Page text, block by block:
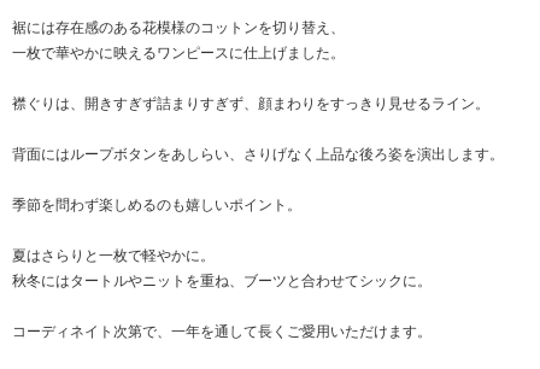
裾には存在感のある花模様のコットンを切り替え、
一枚で華やかに映えるワンピースに仕上げました。
襟ぐりは、開きすぎず詰まりすぎず、顔まわりをすっきり見せるライン。
背面にはループボタンをあしらい、さりげなく上品な後ろ姿を演出します。
季節を問わず楽しめるのも嬉しいポイント。
夏はさらりと一枚で軽やかに。
秋冬にはタートルやニットを重ね、ブーツと合わせてシックに。
コーディネイト次第で、一年を通して長くご愛用いただけます。